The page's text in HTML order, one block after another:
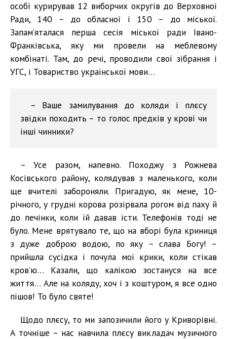
особі курирував 12 виборчих округів до Верховної
Ради, 140 – до обласної і 150 – до міської.
Запам’яталася перша сесія міської ради Івано-
Франківська, яку ми провели на меблевому
комбінаті. Там, до речі, проводили свої зібрання і
УГС, і Товариство української мови…
– Ваше замилування до коляди і плєсу
звідки походить – то голос предків у крові чи
інші чинники?
– Усе разом, напевно. Походжу з Рожнева
Косівського району, колядував з маленького, коли
ще вчителі забороняли. Пригадую, як мене, 10-
річного, у грудні корова розірвала рогом від паху й
до печінки, коли їй давав їсти. Телефонів тоді не
було. Мене врятувало те, що на вборі була криниця
з дуже доброю водою, по яку – слава Богу! –
прийшла сусідка і почула мої крики, коли стікав
кров’ю… Казали, що калікою зостануся на все
життя… Але на коляду, хоч і з коштуром, я все одно
пішов! То було святе!
Щодо плєсу, то ми запозичили його у Криворівні.
А точніше – нас навчила плєсу викладач музичного